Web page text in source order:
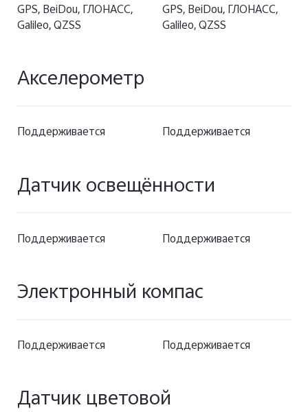
GPS, BeiDou, ГЛОНАСС,
Galileo, QZSS
GPS, BeiDou, ГЛОНАСС,
Galileo, QZSS
Акселерометр
Поддерживается Поддерживается
Датчик освещённости
Поддерживается Поддерживается
Электронный компас
Поддерживается Поддерживается
Датчик цветовой